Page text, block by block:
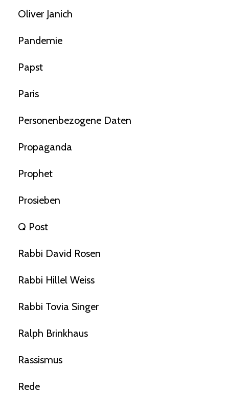
Oliver Janich
Pandemie
Papst
Paris
Personenbezogene Daten
Propaganda
Prophet
Prosieben
Q Post
Rabbi David Rosen
Rabbi Hillel Weiss
Rabbi Tovia Singer
Ralph Brinkhaus
Rassismus
Rede